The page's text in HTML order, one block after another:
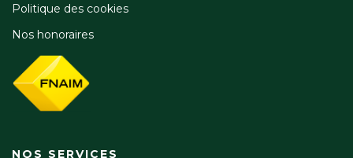
Politique des cookies
Nos honoraires
NOS SERVICES